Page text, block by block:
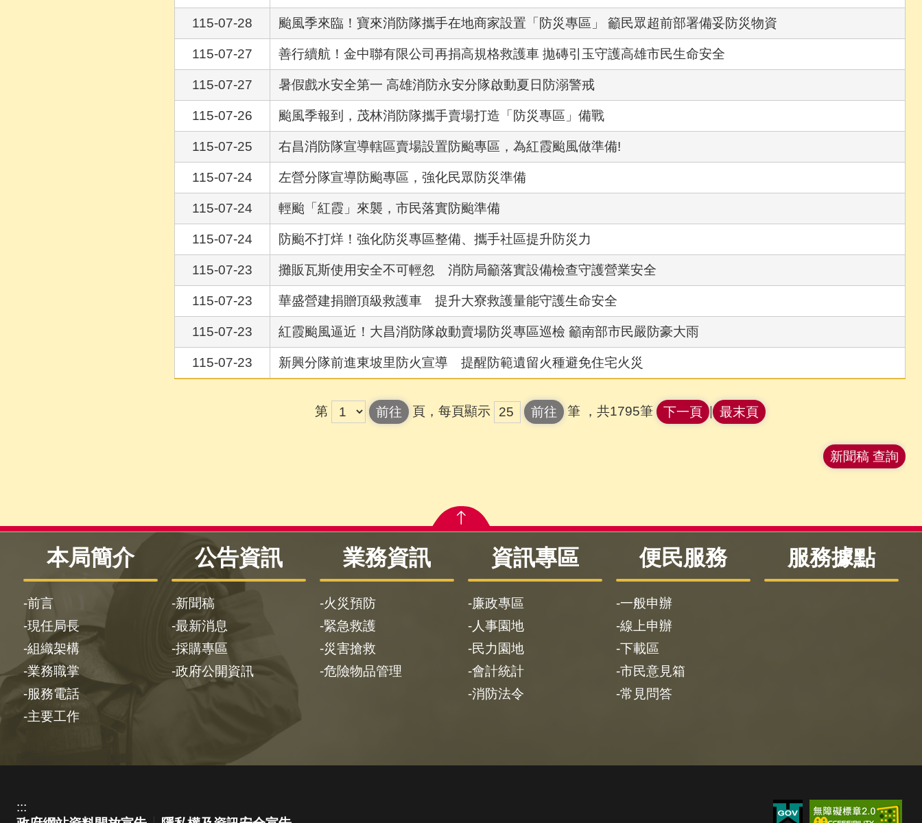
115-07-28 颱風季來臨！寶來消防隊攜手在地商家設置「防災專區」 籲民眾超前部署備妥防災物資
115-07-27 善行續航！金中聯有限公司再捐高規格救護車 拋磚引玉守護高雄市民生命安全
115-07-27 暑假戲水安全第一 高雄消防永安分隊啟動夏日防溺警戒
115-07-26 颱風季報到，茂林消防隊攜手賣場打造「防災專區」備戰
115-07-25 右昌消防隊宣導轄區賣場設置防颱專區，為紅霞颱風做準備!
115-07-24 左營分隊宣導防颱專區，強化民眾防災準備
115-07-24 輕颱「紅霞」來襲，市民落實防颱準備
115-07-24 防颱不打烊！強化防災專區整備、攜手社區提升防災力
115-07-23 攤販瓦斯使用安全不可輕忽 消防局籲落實設備檢查守護營業安全
115-07-23 華盛營建捐贈頂級救護車 提升大寮救護量能守護生命安全
115-07-23 紅霞颱風逼近！大昌消防隊啟動賣場防災專區巡檢 籲南部市民嚴防豪大雨
115-07-23 新興分隊前進東坡里防火宣導 提醒防範遺留火種避免住宅火災
第 頁，每頁顯示 筆 ，共1795筆 下一頁 | 最末頁
新聞稿 查詢
本局簡介
前言
現任局長
組織架構
業務職掌
服務電話
主要工作
公告資訊
新聞稿
最新消息
採購專區
政府公開資訊
業務資訊
火災預防
緊急救護
災害搶救
危險物品管理
資訊專區
廉政專區
人事園地
民力園地
會計統計
消防法令
便民服務
一般申辦
線上申辦
下載區
市民意見箱
常見問答
服務據點
:::